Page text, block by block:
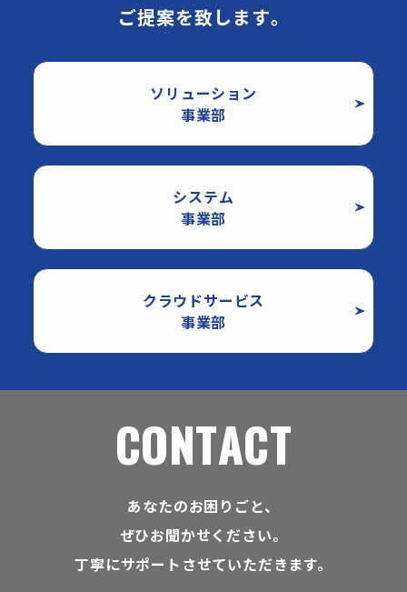
ご提案を致 し ます。
ソリューション
事業部
システム
事業部
クラウドサービス
事業部
CONTACT
あなたのお困りごと、
ぜひお聞かせください。
丁寧にサポートさせていただきます。